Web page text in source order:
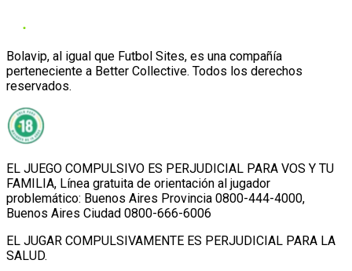
Bolavip, al igual que Futbol Sites, es una compañía
perteneciente a Better Collective. Todos los derechos
reservados.
EL JUEGO COMPULSIVO ES PERJUDICIAL PARA VOS Y TU
FAMILIA, Línea gratuita de orientación al jugador
problemático: Buenos Aires Provincia 0800-444-4000,
Buenos Aires Ciudad 0800-666-6006
EL JUGAR COMPULSIVAMENTE ES PERJUDICIAL PARA LA
SALUD.